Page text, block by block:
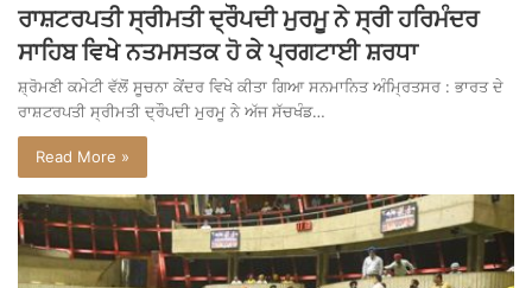
ਰਾਸ਼ਟਰਪਤੀ ਸ੍ਰੀਮਤੀ ਦ੍ਰੌਪਦੀ ਮੁਰਮੂ ਨੇ ਸ੍ਰੀ ਹਰਿਮੰਦਰ
ਸਾਹਿਬ ਵਿਖੇ ਨਤਮਸਤਕ ਹੋ ਕੇ ਪ੍ਰਗਟਾਈ ਸ਼ਰਧਾ
ਸ਼੍ਰੋਮਣੀ ਕਮੇਟੀ ਵੱਲੋਂ ਸੂਚਨਾ ਕੇਂਦਰ ਵਿਖੇ ਕੀਤਾ ਗਿਆ ਸਨਮਾਨਿਤ ਅੰਮ੍ਰਿਤਸਰ : ਭਾਰਤ ਦੇ
ਰਾਸ਼ਟਰਪਤੀ ਸ੍ਰੀਮਤੀ ਦ੍ਰੌਪਦੀ ਮੁਰਮੂ ਨੇ ਅੱਜ ਸੱਚਖੰਡ…
Read More »